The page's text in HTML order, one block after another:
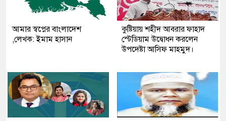
আমার স্বপ্নের বাংলাদেশ
,লেখক: ইমাম হাসান
কুষ্টিয়ায় শহীদ আবরার ফাহাদ
স্টেডিয়াম উদ্বোধন করলেন
উপদেষ্টা আসিফ মাহমুদ।